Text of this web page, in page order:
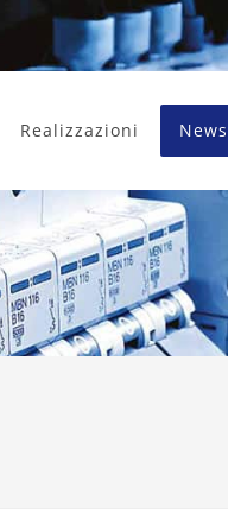
Realizzazioni News